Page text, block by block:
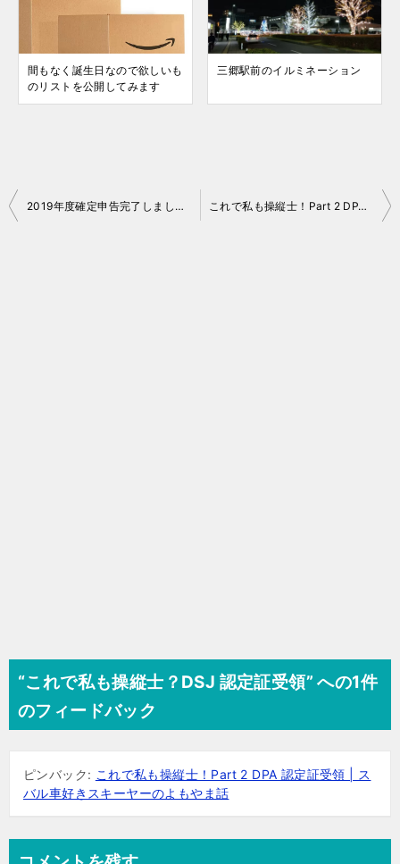
間もなく誕生日なので欲しいも
のリストを公開してみます
三郷駅前のイルミネーション
投
2019年度確定申告完了しました！ これで私も操縦士！Part 2 DPA 認定証受領
“これで私も操縦士？DSJ 認定証受領” への1件
のフィードバック
ピンバック: これで私も操縦士！Part 2 DPA 認定証受領 | ス
バル車好きスキーヤーのよもやま話